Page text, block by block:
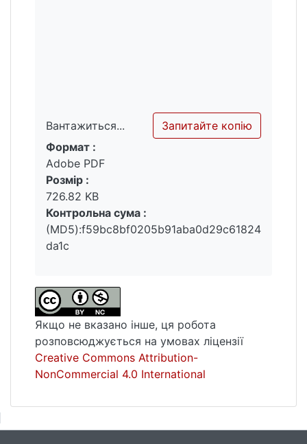
Вантажиться...
Вантажиться...
Запитайте копію
Формат :
Adobe PDF
Розмір :
726.82 KB
Контрольна сума :
(MD5):f59bc8bf0205b91aba0d29c61824
da1c
Якщо не вказано інше, ця робота
розповсюджується на умовах ліцензії
Creative Commons Attribution-
NonCommercial 4.0 International